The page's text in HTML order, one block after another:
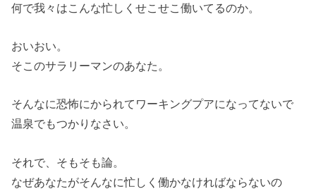
何で我々はこんな忙しくせこせこ働いてるのか。
おいおい。
そこのサラリーマンのあなた。
そんなに恐怖にかられてワーキングプアになってないで
温泉でもつかりなさい。
それで、そもそも論。
なぜあなたがそんなに忙しく働かなければならないの